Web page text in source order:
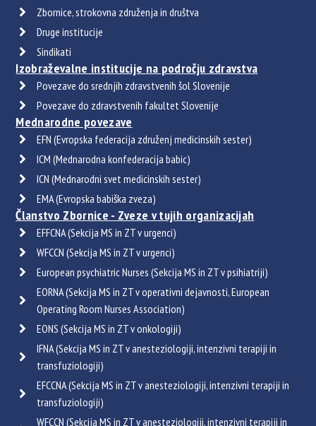
Zbornice, strokovna združenja in društva
Druge institucije
Sindikati
Izobraževalne institucije na področju zdravstva
Povezave do srednjih zdravstvenih šol Slovenije
Povezave do zdravstvenih fakultet Slovenije
Mednarodne povezave
EFN (Evropska federacija združenj medicinskih sester)
ICM (Mednarodna konfederacija babic)
ICN (Mednarodni svet medicinskih sester)
EMA (Evropska babiška zveza)
Članstvo Zbornice - Zveze v tujih organizacijah
EFFCNA (Sekcija MS in ZT v urgenci)
WFCCN (Sekcija MS in ZT v urgenci)
European psychiatric Nurses (Sekcija MS in ZT v psihiatriji)
EORNA (Sekcija MS in ZT v operativni dejavnosti, European
Operating Room Nurses Association)
EONS (Sekcija MS in ZT v onkologiji)
IFNA (Sekcija MS in ZT v anesteziologiji, intenzivni terapiji in
transfuziologiji)
EFCCNA (Sekcija MS in ZT v anesteziologiji, intenzivni terapiji in
transfuziologiji)
WFCCN (Sekcija MS in ZT v anesteziologiji, intenzivni terapiji in